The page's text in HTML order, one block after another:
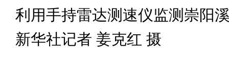
利用手持雷达测速仪监测崇阳
新华社记者 姜克红 摄